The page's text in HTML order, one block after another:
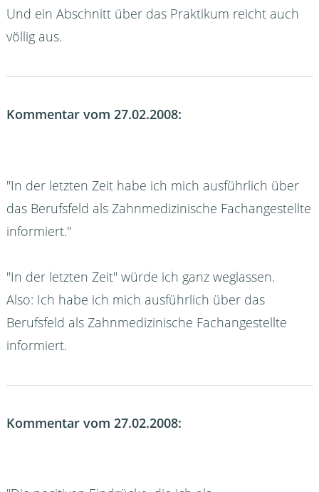
Und ein Abschnitt über das Praktikum reicht auch
völlig aus.
Kommentar vom 27.02.2008:
"In der letzten Zeit habe ich mich ausführlich über
das Berufsfeld als Zahnmedizinische Fachangestellte
informiert."
"In der letzten Zeit" würde ich ganz weglassen.
Also: Ich habe ich mich ausführlich über das
Berufsfeld als Zahnmedizinische Fachangestellte
informiert.
Kommentar vom 27.02.2008: